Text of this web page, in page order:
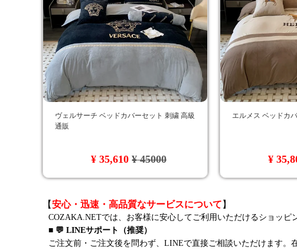
ヴェルサーチ ベッドカバーセット 刺繍 高級
通販
¥ 35,610¥ 45000
エルメス ベッドカ
¥
【安心・迅速・高品質なサービスについて 】
COZAKA.NETでは、お客様に安心してご利用いただけるショッピ
■ 💬 LINEサポート（推奨）
ご注文前・ご注文後を問わず、LINEで直接ご相談いただけます。